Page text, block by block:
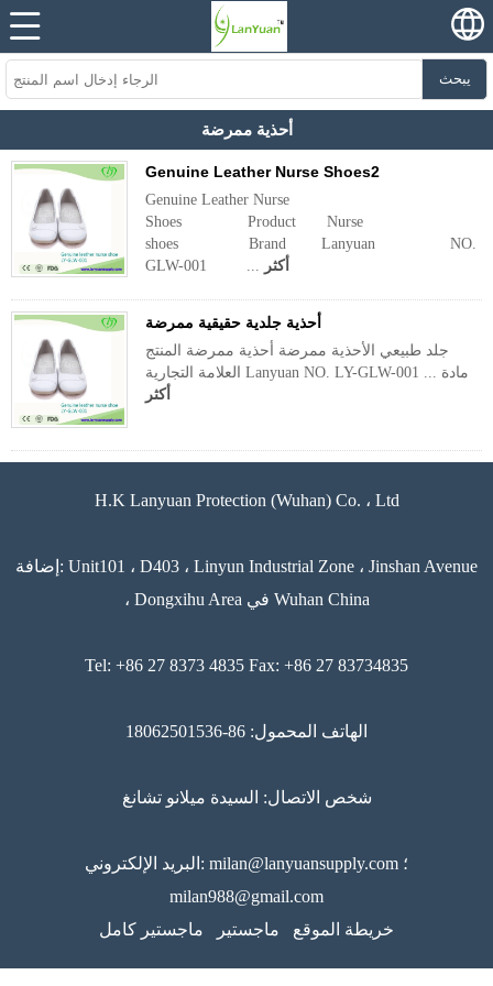
يبحث
أحذية ممرضة
Genuine Leather Nurse Shoes2
Genuine Leather Nurse
Shoes Product Nurse
shoes Brand Lanyuan NO.
GLW-001 ... أكثر
أحذية جلدية حقيقية ممرضة
جلد طبيعي الأحذية ممرضة أحذية ممرضة المنتج
العلامة التجارية Lanyuan NO. LY-GLW-001 مادة ...
أكثر
H.K Lanyuan Protection (Wuhan) Co. ، Ltd
إضافة: Unit101 ، D403 ، Linyun Industrial Zone ، Jinshan Avenue
، Dongxihu Area في Wuhan China
Tel: +86 27 8373 4835 Fax: +86 27 83734835
الهاتف المحمول: 86-18062501536
شخص الاتصال: السيدة ميلانو تشانغ
البريد الإلكتروني: milan@lanyuansupply.com ؛
milan988@gmail.com
خريطة الموقع
ماجستير ماجستير كامل